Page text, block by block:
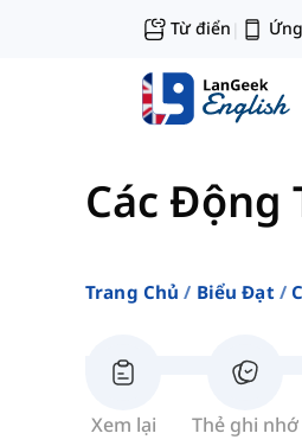
Từ điển |
Các Động
Trang Chủ Biểu Đạt
Xem lại Thẻ ghi nhớ